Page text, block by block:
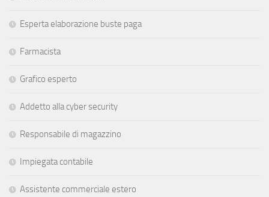
Esperta elaborazione buste paga
Farmacista
Grafico esperto
Addetto alla cyber security
Responsabile di magazzino
Impiegata contabile
Assistente commerciale estero